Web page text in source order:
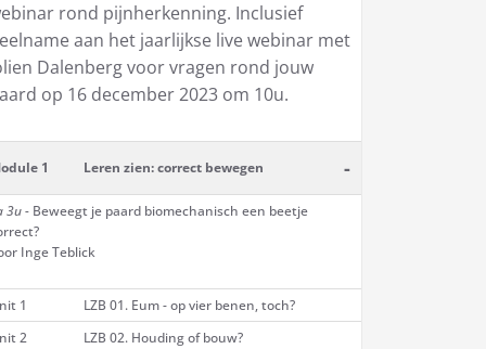
rond pijnherkenning. Inclusief
aan het jaarlijkse live webinar met
Dalenberg voor vragen rond jouw
op 16 december 2023 om 10u.
1 Leren zien: correct bewegen -
3u - Beweegt je paard biomechanisch een beetje
Inge Teblick
1
LZB 01. Eum - op vier benen, toch?
2
LZB 02. Houding of bouw?